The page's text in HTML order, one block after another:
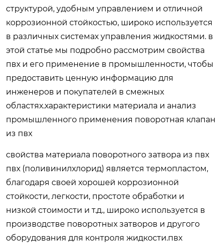
структурой, удобным управлением и отличной
коррозионной стойкостью, широко используется
в различных системах управления жидкостями. в
этой статье мы подробно рассмотрим свойства
пвх и его применение в промышленности, чтобы
предоставить ценную информацию для
инженеров и покупателей в смежных
областях.характеристики материала и анализ
промышленного применения поворотная клапан
из пвх
свойства материала поворотного затвора из пвх
пвх (поливинилхлорид) является термопластом,
благодаря своей хорошей коррозионной
стойкости, легкости, простоте обработки и
низкой стоимости и т.д., широко используется в
производстве поворотных затворов и другого
оборудования для контроля жидкости.пвх